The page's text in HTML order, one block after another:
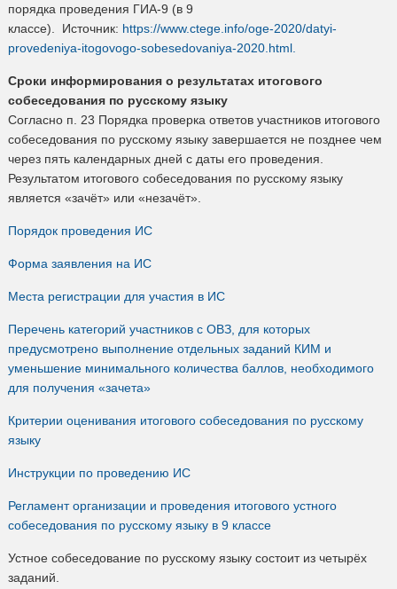
порядка проведения ГИА-9 (в 9
классе). Источник: https://www.ctege.info/oge-2020/datyi-
provedeniya-itogovogo-sobesedovaniya-2020.html.
Сроки информирования о результатах итогового
собеседования по русскому языку
Согласно п. 23 Порядка проверка ответов участников итогового
собеседования по русскому языку завершается не позднее чем
через пять календарных дней с даты его проведения.
Результатом итогового собеседования по русскому языку
является «зачёт» или «незачёт».
Порядок проведения ИС
Форма заявления на ИС
Места регистрации для участия в ИС
Перечень категорий участников с ОВЗ, для которых
предусмотрено выполнение отдельных заданий КИМ и
уменьшение минимального количества баллов, необходимого
для получения «зачета»
Критерии оценивания итогового собеседования по русскому
языку
Инструкции по проведению ИС
Регламент организации и проведения итогового устного
собеседования по русскому языку в 9 классе
Устное собеседование по русскому языку состоит из четырёх
заданий.